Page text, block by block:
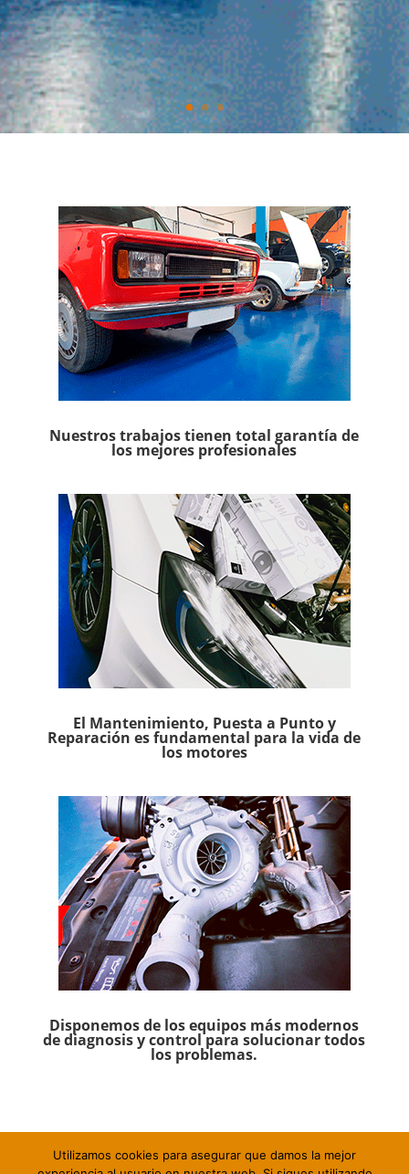
Nuestros trabajos tienen total garantía de
los mejores profesionales
El Mantenimiento, Puesta a Punto y
Reparación es fundamental para la vida de
los motores
Disponemos de los equipos más modernos
de diagnosis y control para solucionar todos
los problemas.
Utilizamos cookies para asegurar que damos la mejor